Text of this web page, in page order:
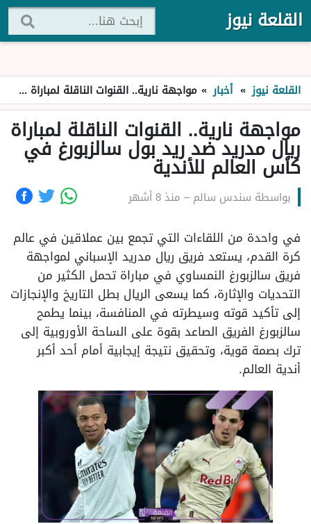
القلعة نيوز
القلعة نيوز » أخبار » مواجهة نارية.. القنوات الناقلة لمباراة ريال مدريد ضد ريد بول سالزبورغ في كأس العالم للأندية
مواجهة نارية.. القنوات الناقلة لمباراة
ريال مدريد ضد ريد بول سالزبورغ في
كأس العالم للأندية
بواسطة سندس سالم– منذ 8 أشهر
في واحدة من اللقاءات التي تجمع بين عملاقين في عالم
كرة القدم، يستعد فريق ريال مدريد الإسباني لمواجهة
فريق سالزبورغ النمساوي في مباراة تحمل الكثير من
التحديات والإثارة، كما يسعى الريال بطل التاريخ والإنجازات
إلى تأكيد قوته وسيطرته في المنافسة، بينما يطمح
سالزبورغ الفريق الصاعد بقوة على الساحة الأوروبية إلى
ترك بصمة قوية، وتحقيق نتيجة إيجابية أمام أحد أكبر
أندية العالم.